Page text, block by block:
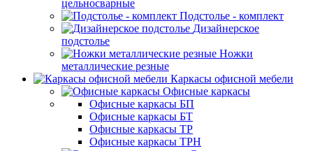
цельносварные
Подстолье - комплект
Дизайнерское
подстолье
Ножки
металлические резные
Каркасы офисной мебели
Офисные каркасы
Офисные каркасы БП
Офисные каркасы БТ
Офисные каркасы ТР
Офисные каркасы ТРН